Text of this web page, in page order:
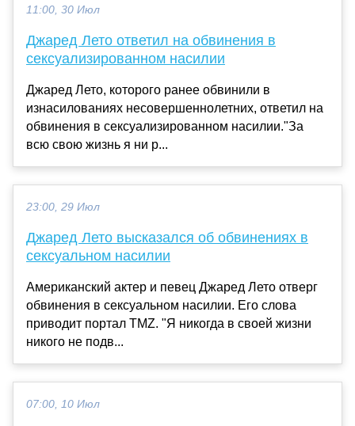
11:00, 30 Июл
Джаред Лето ответил на обвинения в
сексуализированном насилии
Джаред Лето, которого ранее обвинили в
изнасилованиях несовершеннолетних, ответил на
обвинения в сексуализированном насилии."За
всю свою жизнь я ни р...
23:00, 29 Июл
Джаред Лето высказался об обвинениях в
сексуальном насилии
Американский актер и певец Джаред Лето отверг
обвинения в сексуальном насилии. Его слова
приводит портал TMZ. "Я никогда в своей жизни
никого не подв...
07:00, 10 Июл